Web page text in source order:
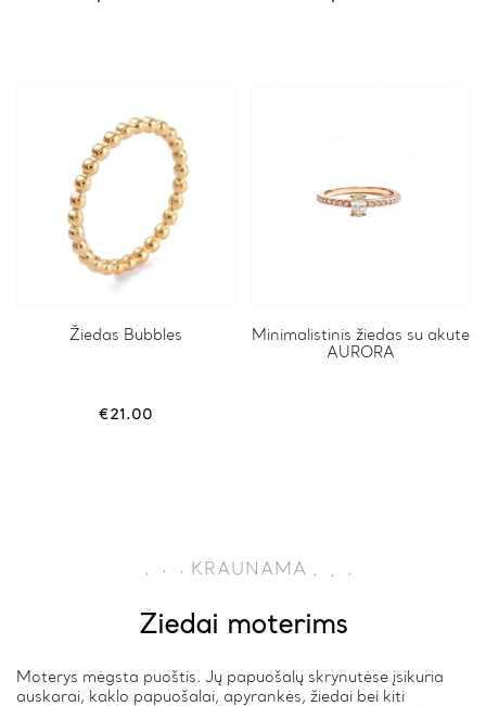
Žiedas Bubbles
€21.00
Minimalistinis žiedas su akute
AURORA
. . . KRAUNAMA . .
Žiedai moterims
Moterys mėgsta puoštis. Jų papuošalų skrynutėse įsikuria
auskarai, kaklo papuošalai, apyrankės, žiedai bei kiti